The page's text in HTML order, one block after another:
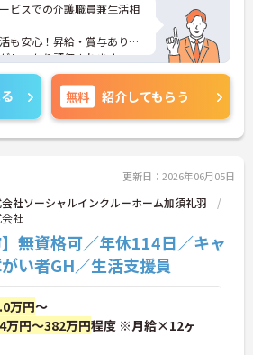
ビスでの介護職員兼生活相
も安心！昇給・賞与ありの
しっかり評価されます。
のポイントをお伝えします
ください。無料 紹介してもらう
更新日：2026年06月05日
社ソーシャルインクルーホーム加須礼羽
社
】無資格可／年休114日／キャ
い者GH／生活支援員
万円～
万円～382万円程度 ※月給×12ヶ